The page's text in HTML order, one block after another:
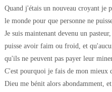
Quand j'étais un nouveau croyant je
le monde pour que personne ne
Je suis maintenant devenu un
puisse avoir faim ou froid, et
qu'ils ne peuvent pas payer leur
C'est pourquoi je fais de mon mieux
Dieu me bénit alors abondamment,